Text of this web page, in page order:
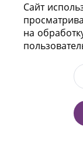
г. Минск,
Тел.: (+375
Сайт
на